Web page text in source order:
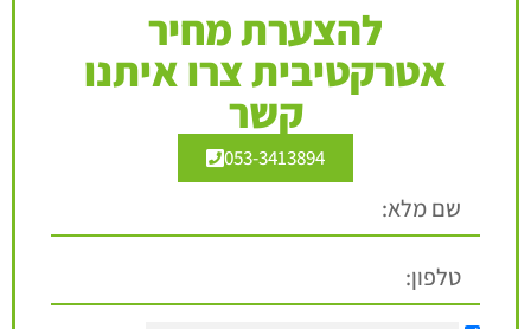
להצערת מחיר
אטרקטיבית צרו איתנו
קשר
053-3413894